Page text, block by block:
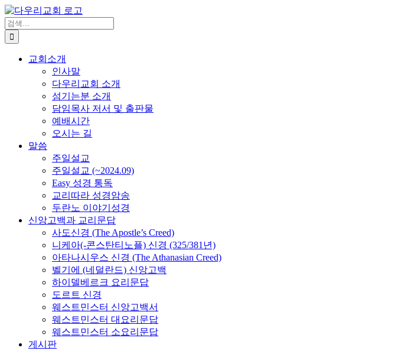
Skip
to
content
검
색
...
교회소개
인사말
다우리교회 소개
섬기는분 소개
담임목사 저서 및 출판물
예배시간
오시는 길
말씀
주일설교
주일설교 (~2024.09)
Easy 성경 통독
교리따라 성경암송
두란노 이야기성경
신앙고백과 교리문답
사도신경 (The Apostle’s Creed)
니케아(-콘스탄티노플) 신경 (325/381년)
아타나시우스 신경 (The Athanasian Creed)
벨기에 (네덜란드) 신앙고백
하이델베르크 요리문답
도르트 신경
웨스트민스터 신앙고백서
웨스트민스터 대요리문답
웨스트민스터 소요리문답
게시판